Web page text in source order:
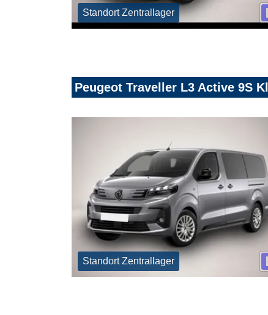
Standort Zentrallager
Peugeot Traveller L3 Active 9S
Standort Zentrallager